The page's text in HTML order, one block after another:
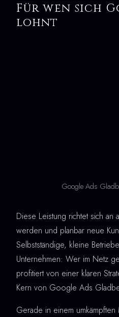
Für wen sich
lohnt
Google Ads
Diese Leistung richtet sich an
werden und planbar neue
Selbstständige, kleine
Unternehmen: Wer im Netz
profitiert von einer klaren
Kern von Google Ads
Gerade in einem